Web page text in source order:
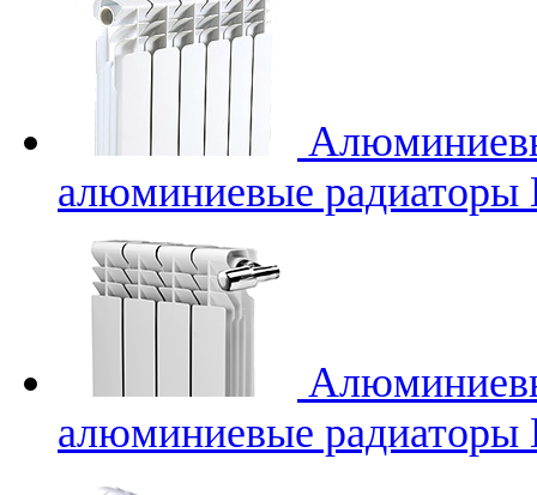
алюминиевые радиаторы
алюминиевые радиаторы